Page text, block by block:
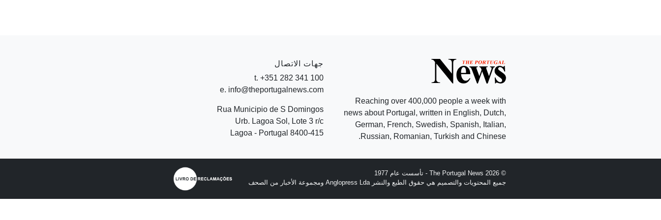
Reaching over 400,000 people a week with
news about Portugal, written in English, Dutch,
German, French, Swedish, Spanish, Italian,
Russian, Romanian, Turkish and Chinese.
جهات الاتصال
t. +351 282 341 100
e. info@theportugalnews.com
Rua Municipio de S Domingos
Urb. Lagoa Sol, Lote 3 r/c
8400-415 Lagoa - Portugal
© 2026 The Portugal News - تأسست عام 1977
جميع المحتويات والتصميم هي حقوق الطبع والنشر Anglopress Lda ومجموعة الأخبار من الصحف